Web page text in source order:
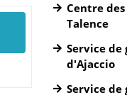
Centre
Talence
Service de
d'Ajaccio
Service de